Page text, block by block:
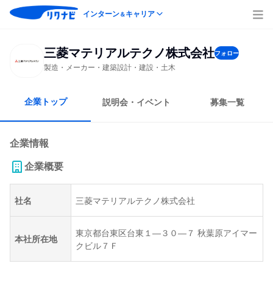
インターン＆キャリア
三菱マテリアルテクノ株式会社フォロー
製造・メーカー・建築設計・建設・土木
企業トップ 説明会・イベント 募集一覧
企業情報
企業概要
社名 三菱マテリアルテクノ株式会社
本社所在地
東京都台東区台東１―３０―７ 秋葉原アイマー
クビル７Ｆ